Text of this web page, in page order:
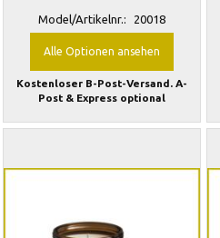
Model/Artikelnr.: 20018
Alle Optionen ansehen
Kostenloser B-Post-Versand. A-
Post & Express optional